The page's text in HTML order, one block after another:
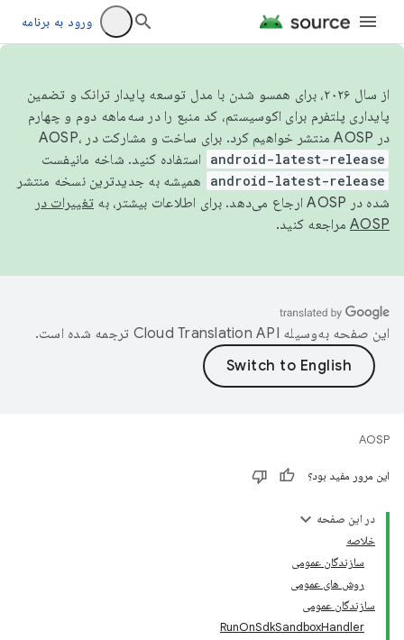
ورود به برنامه
از سال ۲۰۲۶، برای همسو شدن با مدل توسعه پایدار ترانک و تضمین
پایداری پلتفرم برای اکوسیستم، کد منبع را در سه‌ماهه دوم و چهارم
در AOSP منتشر خواهیم کرد. برای ساخت و مشارکت در AOSP،
android-latest-release استفاده کنید. شاخه مانیفست
android-latest-release
همیشه به جدیدترین نسخه منتشر
شده در AOSP ارجاع می‌دهد. برای اطلاعات بیشتر، به
تغییرات در
AOSP مراجعه کنید.
این صفحه به‌وسیله ترجمه شده است.
AOSP
این مرور مفید بود؟
در این صفحه
خلاصه
سازندگان عمومی
روش های عمومی
سازندگان عمومی
RunOnSdkSandboxHandler